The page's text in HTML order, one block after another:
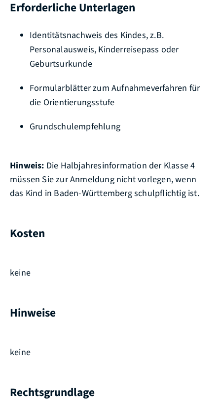
Erforderliche Unterlagen
Identitätsnachweis des Kindes, z.B.
Personalausweis, Kinderreisepass oder
Geburtsurkunde
Formularblätter zum Aufnahmeverfahren für
die Orientierungsstufe
Grundschulempfehlung
Hinweis: Die Halbjahresinformation der Klasse 4
müssen Sie zur Anmeldung nicht vorlegen, wenn
das Kind in Baden-Württemberg schulpflichtig ist.
Kosten
keine
Hinweise
keine
Rechtsgrundlage